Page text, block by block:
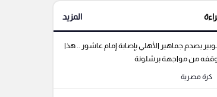
المزيد
يصدم جماهير الأهلي بإصابة إمام عاشور .. هذا
من مواجهة برشلونة
كرة مصرية